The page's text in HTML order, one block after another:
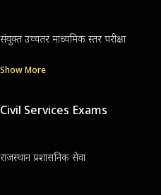
संयुक्त उच्चतर माध्यमिक स्तर परीक्षा
Show More
Civil Services Exams
राजस्थान प्रशासनिक सेवा